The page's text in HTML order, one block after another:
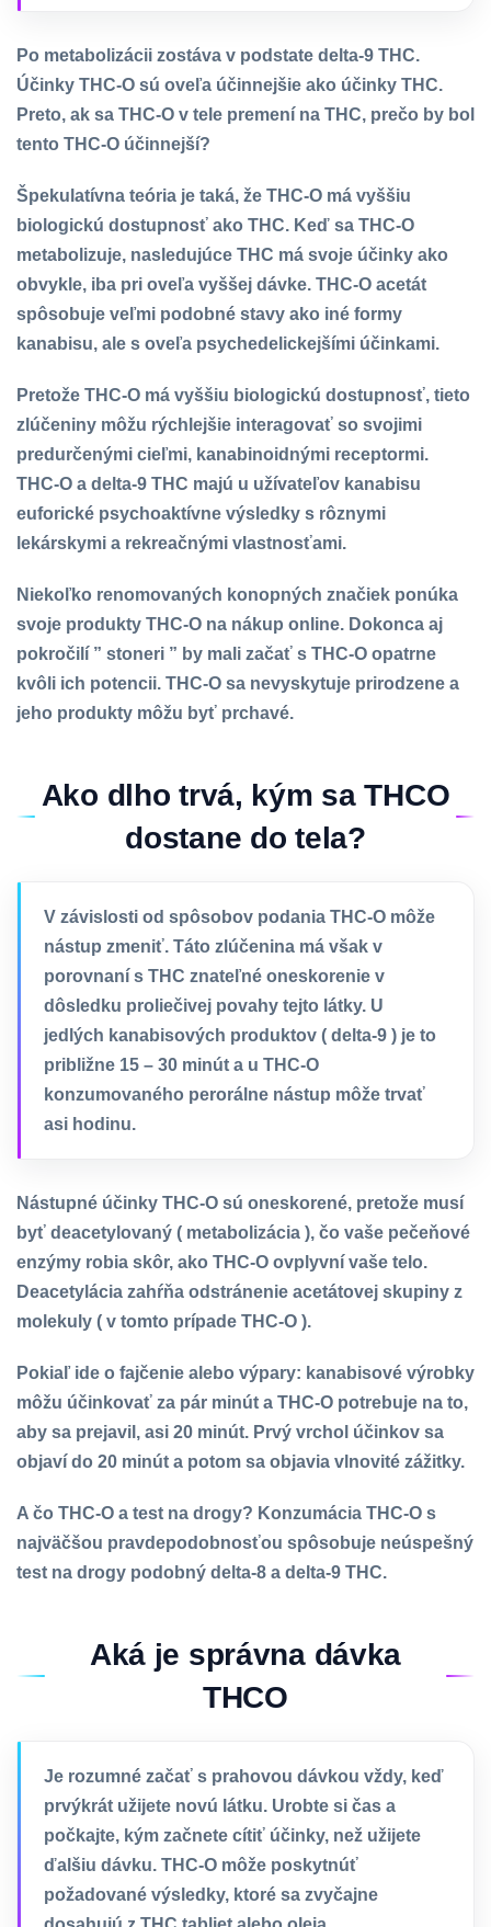
Po metabolizácii zostáva v podstate delta-9 THC.
Účinky THC-O sú oveľa účinnejšie ako účinky THC.
Preto, ak sa THC-O v tele premení na THC, prečo by bol
tento THC-O účinnejší?
Špekulatívna teória je taká, že THC-O má vyššiu
biologickú dostupnosť ako THC. Keď sa THC-O
metabolizuje, nasledujúce THC má svoje účinky ako
obvykle, iba pri oveľa vyššej dávke. THC-O acetát
spôsobuje veľmi podobné stavy ako iné formy
kanabisu, ale s oveľa psychedelickejšími účinkami.
Pretože THC-O má vyššiu biologickú dostupnosť, tieto
zlúčeniny môžu rýchlejšie interagovať so svojimi
predurčenými cieľmi, kanabinoidnými receptormi.
THC-O a delta-9 THC majú u užívateľov kanabisu
euforické psychoaktívne výsledky s rôznymi
lekárskymi a rekreačnými vlastnosťami.
Niekoľko renomovaných konopných značiek ponúka
svoje produkty THC-O na nákup online. Dokonca aj
pokročilí ” stoneri ” by mali začať s THC-O opatrne
kvôli ich potencii. THC-O sa nevyskytuje prirodzene a
jeho produkty môžu byť prchavé.
Ako dlho trvá, kým sa THCO
dostane do tela?
V závislosti od spôsobov podania THC-O môže
nástup zmeniť. Táto zlúčenina má však v
porovnaní s THC znateľné oneskorenie v
dôsledku proliečivej povahy tejto látky. U
jedlých kanabisových produktov ( delta-9 ) je to
približne 15 – 30 minút a u THC-O
konzumovaného perorálne nástup môže trvať
asi hodinu.
Nástupné účinky THC-O sú oneskorené, pretože musí
byť deacetylovaný ( metabolizácia ), čo vaše pečeňové
enzýmy robia skôr, ako THC-O ovplyvní vaše telo.
Deacetylácia zahŕňa odstránenie acetátovej skupiny z
molekuly ( v tomto prípade THC-O ).
Pokiaľ ide o fajčenie alebo výpary: kanabisové výrobky
môžu účinkovať za pár minút a THC-O potrebuje na to,
aby sa prejavil, asi 20 minút. Prvý vrchol účinkov sa
objaví do 20 minút a potom sa objavia vlnovité zážitky.
A čo THC-O a test na drogy? Konzumácia THC-O s
najväčšou pravdepodobnosťou spôsobuje neúspešný
test na drogy podobný delta-8 a delta-9 THC.
Aká je správna dávka
THCO
Je rozumné začať s prahovou dávkou vždy, keď
prvýkrát užijete novú látku. Urobte si čas a
počkajte, kým začnete cítiť účinky, než užijete
ďalšiu dávku. THC-O môže poskytnúť
požadované výsledky, ktoré sa zvyčajne